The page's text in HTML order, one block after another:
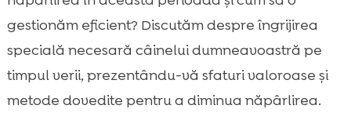
Despre CricksyDog – o alimentație
excelentă
Rutina zilnică de periere
Importanța hidratării adecvate
Baia regulată și cum să o faci corect
gestionăm eficient? Discutăm despre îngrijirea
specială necesară câinelui dumneavoastră pe
timpul verii, prezentându-vă sfaturi valoroase și
metode dovedite pentru a diminua năpârlirea.